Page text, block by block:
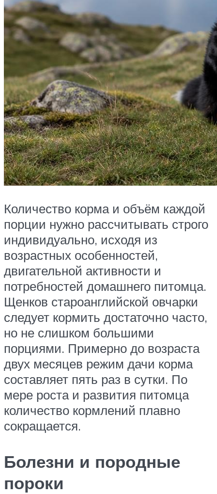
Количество корма и объём каждой
порции нужно рассчитывать строго
индивидуально, исходя из
возрастных особенностей,
двигательной активности и
потребностей домашнего питомца.
Щенков староанглийской овчарки
следует кормить достаточно часто,
но не слишком большими
порциями. Примерно до возраста
двух месяцев режим дачи корма
составляет пять раз в сутки. По
мере роста и развития питомца
количество кормлений плавно
сокращается.
Болезни и породные
пороки